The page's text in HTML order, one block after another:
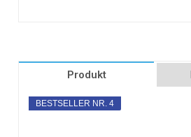
Produkt
BESTSELLER NR. 4